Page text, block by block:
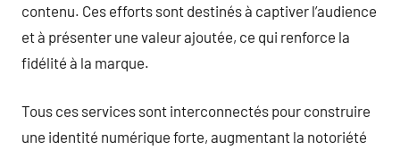
contenu. Ces efforts sont destinés à captiver l’audience
et à présenter une valeur ajoutée, ce qui renforce la
fidélité à la marque.
Tous ces services sont interconnectés pour construire
une identité numérique forte, augmentant la notoriété